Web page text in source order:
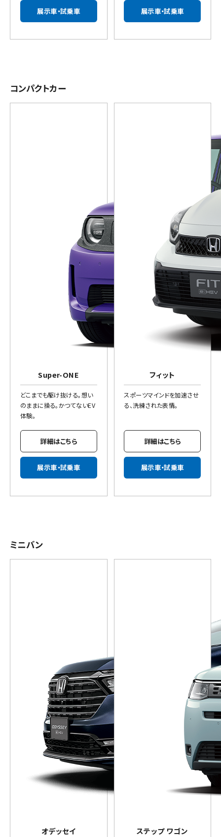
展示車・試乗車 展示車・試乗車
コンパクトカー
Super-ONE
どこまでも駆け抜ける。想い
のままに操る。かつてないEV
体験。
詳細はこちら
展示車・試乗車
フィット
スポーツマインドを加速させ
る、洗練された表情。
詳細はこちら
展示車・試乗車
ミニバン
オデッセイ ステップ ワゴン